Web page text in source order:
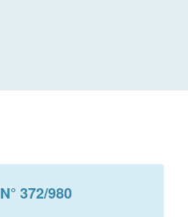
N° 372/980